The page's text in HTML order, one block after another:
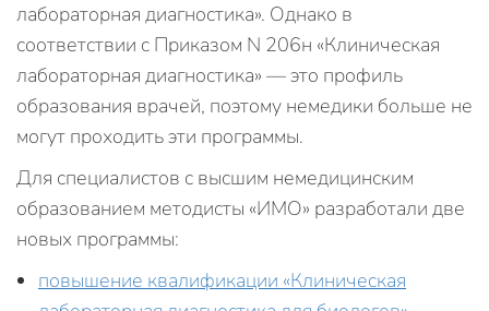
лабораторная диагностика». Однако в
соответствии с Приказом N 206н «Клиническая
лабораторная диагностика» — это профиль
образования врачей, поэтому немедики больше не
могут проходить эти программы.
Для специалистов с высшим немедицинским
образованием методисты «ИМО» разработали две
новых программы:
повышение квалификации «Клиническая